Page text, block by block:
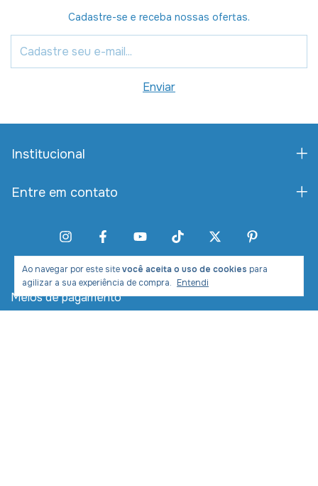
Ao navegar por este sitevocê aceita o uso de cookies para
agilizar a sua experiência de compra. Entendi
Cadastre-se e receba nossas ofertas.
Institucional
Entre em contato
Meios de pagamento